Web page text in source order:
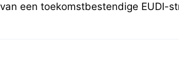
van een toekomstbestendige EUDI-